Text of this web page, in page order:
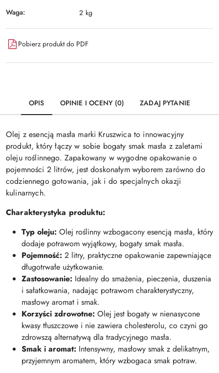
Waga: 2 kg
Pobierz produkt do PDF
OPIS OPINIE I OCENY (0) ZADAJ PYTANIE
Olej z esencją masła marki Kruszwica to innowacyjny
produkt, który łączy w sobie bogaty smak masła z zaletami
oleju roślinnego. Zapakowany w wygodne opakowanie o
pojemności 2 litrów, jest doskonałym wyborem zarówno do
codziennego gotowania, jak i do specjalnych okazji
kulinarnych.
Charakterystyka produktu:
Typ oleju: Olej roślinny wzbogacony esencją masła, który
dodaje potrawom wyjątkowy, bogaty smak masła.
Pojemność: 2 litry, praktyczne opakowanie zapewniające
długotrwałe użytkowanie.
Zastosowanie: Idealny do smażenia, pieczenia, duszenia
i sałatkowania, nadając potrawom charakterystyczny,
masłowy aromat i smak.
Korzyści zdrowotne: Olej jest bogaty w nienasycone
kwasy tłuszczowe i nie zawiera cholesterolu, co czyni go
zdrowszą alternatywą dla tradycyjnego masła.
Smak i aromat: Intensywny, masłowy smak z delikatnym,
przyjemnym aromatem, który wzbogaca smak potraw.